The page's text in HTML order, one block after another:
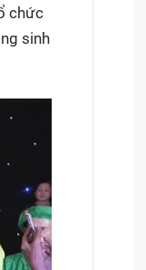
đua xe đạp
Truyền hình
Games 33
chức
sinh